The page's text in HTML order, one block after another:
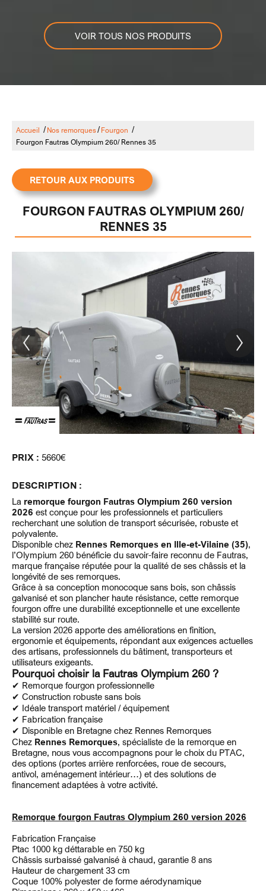
VOIR TOUS NOS PRODUITS
Accueil / Nos remorques/ Fourgon /
Fourgon Fautras Olympium 260/ Rennes 35
RETOUR AUX PRODUITS
FOURGON FAUTRAS OLYMPIUM 260/
RENNES 35
PRIX : 5660€
DESCRIPTION :
La remorque fourgon Fautras Olympium 260 version
2026 est conçue pour les professionnels et particuliers
recherchant une solution de transport sécurisée, robuste et
polyvalente.
Disponible chez Rennes Remorques en Ille-et-Vilaine (35),
l’Olympium 260 bénéficie du savoir-faire reconnu de Fautras,
marque française réputée pour la qualité de ses châssis et la
longévité de ses remorques.
Grâce à sa conception monocoque sans bois, son châssis
galvanisé et son plancher haute résistance, cette remorque
fourgon offre une durabilité exceptionnelle et une excellente
stabilité sur route.
La version 2026 apporte des améliorations en finition,
ergonomie et équipements, répondant aux exigences actuelles
des artisans, professionnels du bâtiment, transporteurs et
utilisateurs exigeants.
Pourquoi choisir la Fautras Olympium 260 ?
✔ Remorque fourgon professionnelle
✔ Construction robuste sans bois
✔ Idéale transport matériel / équipement
✔ Fabrication française
✔ Disponible en Bretagne chez Rennes Remorques
Chez Rennes Remorques, spécialiste de la remorque en
Bretagne, nous vous accompagnons pour le choix du PTAC,
des options (portes arrière renforcées, roue de secours,
antivol, aménagement intérieur…) et des solutions de
financement adaptées à votre activité.
Remorque fourgon Fautras Olympium 260 version 2026
Fabrication Française
Ptac 1000 kg déttarable en 750 kg
Châssis surbaissé galvanisé à chaud, garantie 8 ans
Hauteur de chargement 33 cm
Coque 100% polyester de forme aérodynamique